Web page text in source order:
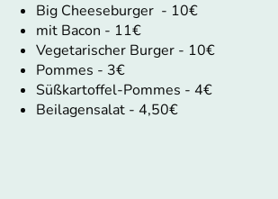
Big Cheeseburger - 10€
mit Bacon - 11€
Vegetarischer Burger - 10€
Pommes - 3€
Süßkartoffel-Pommes - 4€
Beilagensalat - 4,50€